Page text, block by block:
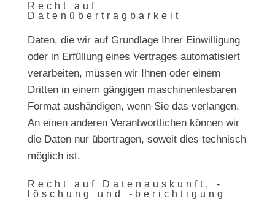
Recht auf
Datenübertragbarkeit
Daten, die wir auf Grundlage Ihrer Einwilligung
oder in Erfüllung eines Vertrages automatisiert
verarbeiten, müssen wir Ihnen oder einem
Dritten in einem gängigen maschinenlesbaren
Format aushändigen, wenn Sie das verlangen.
An einen anderen Verantwortlichen können wir
die Daten nur übertragen, soweit dies technisch
möglich ist.
Recht auf Datenauskunft, -
löschung und -berichtigung